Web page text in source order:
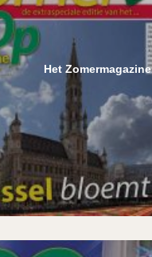
Het Zomermagazine